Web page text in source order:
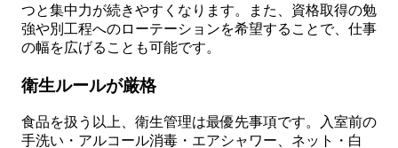
つと集中力が続きやすくなります。また、資格取得の勉
強や別工程へのローテーションを希望することで、仕事
の幅を広げることも可能です。
衛生ルールが厳格
食品を扱う以上、衛生管理は最優先事項です。入室前の
手洗い・アルコール消毒・エアシャワー、ネット・白